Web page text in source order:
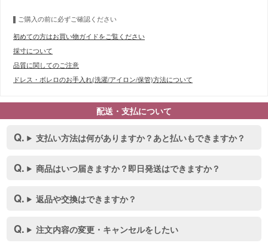
ご購入の前に必ずご確認ください
初めての方はお買い物ガイドをご覧ください
採寸について
品質に関してのご注意
ドレス・ボレロのお手入れ(洗濯/アイロン/保管)方法について
配送・支払について
支払い方法は何がありますか？あと払いもできますか？
商品はいつ届きますか？即日発送はできますか？
返品や交換はできますか？
注文内容の変更・キャンセルをしたい